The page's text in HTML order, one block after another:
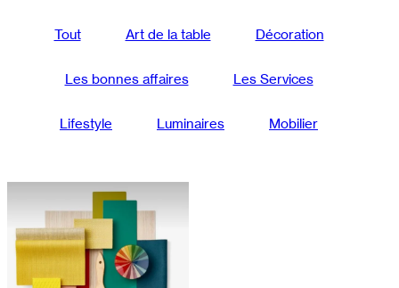
Tout Art de la table Décoration
Les bonnes affaires Les Services
Lifestyle Luminaires Mobilier